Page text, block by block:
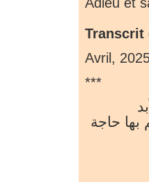
Transcrit
Avril,
***
حاجة